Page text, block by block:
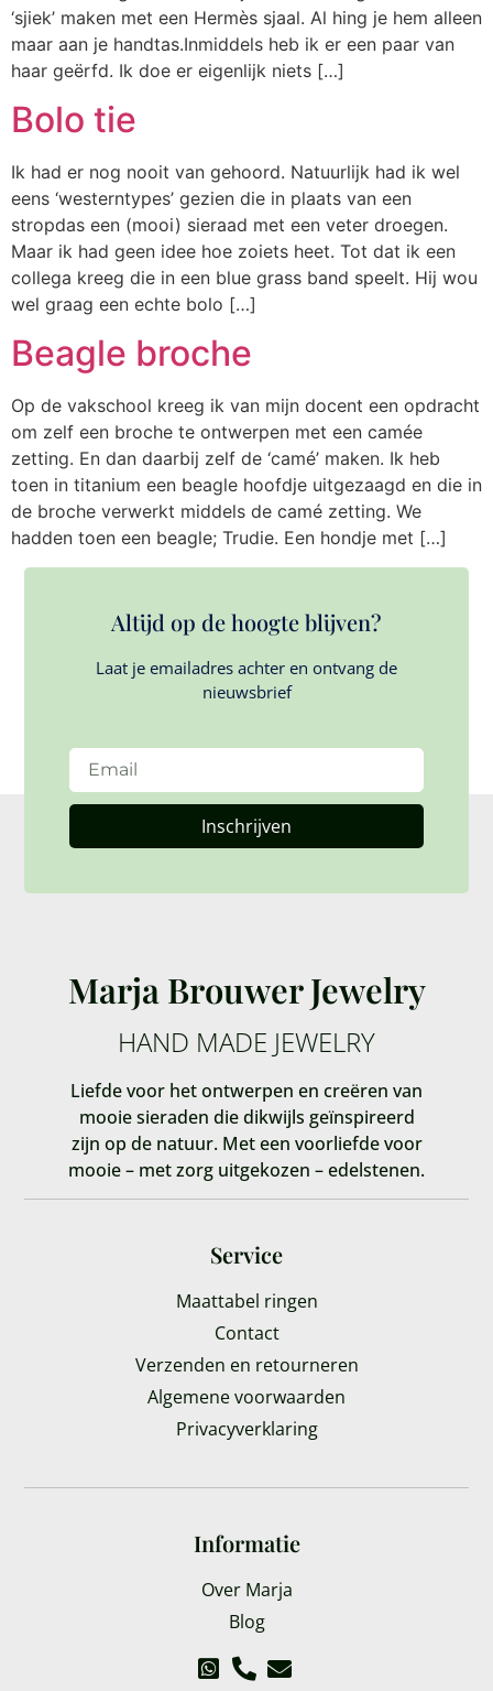
‘sjiek’ maken met een Hermès sjaal. Al hing je hem alleen
maar aan je handtas.Inmiddels heb ik er een paar van
haar geërfd. Ik doe er eigenlijk niets […]
Bolo tie
Ik had er nog nooit van gehoord. Natuurlijk had ik wel
eens ‘westerntypes’ gezien die in plaats van een
stropdas een (mooi) sieraad met een veter droegen.
Maar ik had geen idee hoe zoiets heet. Tot dat ik een
collega kreeg die in een blue grass band speelt. Hij wou
wel graag een echte bolo […]
Beagle broche
Op de vakschool kreeg ik van mijn docent een opdracht
om zelf een broche te ontwerpen met een camée
zetting. En dan daarbij zelf de ‘camé’ maken. Ik heb
toen in titanium een beagle hoofdje uitgezaagd en die in
de broche verwerkt middels de camé zetting. We
hadden toen een beagle; Trudie. Een hondje met […]
Altijd op de hoogte blijven?
Laat je emailadres achter en ontvang de
nieuwsbrief
Inschrijven
Marja Brouwer Jewelry
HAND MADE JEWELRY
Liefde voor het ontwerpen en creëren van
mooie sieraden die dikwijls geïnspireerd
zijn op de natuur. Met een voorliefde voor
mooie – met zorg uitgekozen – edelstenen.
Service
Maattabel ringen
Contact
Verzenden en retourneren
Algemene voorwaarden
Privacyverklaring
Informatie
Over Marja
Blog